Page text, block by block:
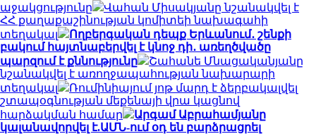
աջակցությունը
Վահան Միսակյանը նշանակվել է
ՀՀ քաղաքաշինության կոմիտեի նախագահի
տեղակալ
Ողբերգական դեպք Երևանում․ շենքի
բակում հայտնաբերվել է կնոջ դի․ առեղծվածը
պարզում է քննությունը
Շահանե Մնացականյանը
նշանակվել է առողջապահության նախարարի
տեղակալ
Ռումինիայում յոթ մարդ է ձերբակալվել
շտապօգնության մեքենայի վրա կացնով
հարձակման համար
Արգամ Աբրահամյանը
կալանավորվել է.ԱՄՆ-ում օդ են բարձրացրել